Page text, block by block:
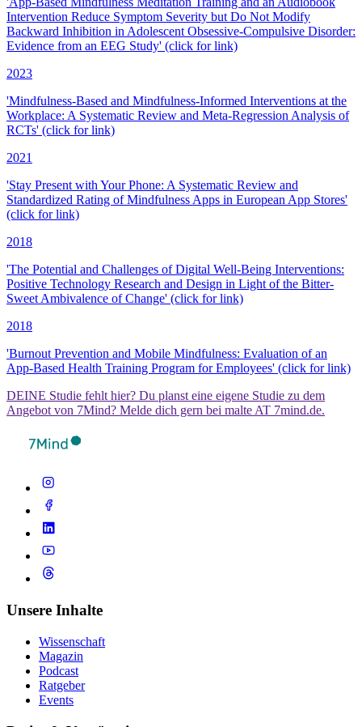
Intervention Reduce Symptom Severity but Do Not Modify
Backward Inhibition in Adolescent Obsessive-Compulsive Disorder:
Evidence from an EEG Study' (click for link)
2023
'Mindfulness-Based and Mindfulness-Informed Interventions at the
Workplace: A Systematic Review and Meta-Regression Analysis of
RCTs' (click for link)
2021
'Stay Present with Your Phone: A Systematic Review and
Standardized Rating of Mindfulness Apps in European App Stores'
(click for link)
2018
'The Potential and Challenges of Digital Well-Being Interventions:
Positive Technology Research and Design in Light of the Bitter-
Sweet Ambivalence of Change' (click for link)
2018
'Burnout Prevention and Mobile Mindfulness: Evaluation of an
App-Based Health Training Program for Employees' (click for link)
DEINE Studie fehlt hier? Du planst eine eigene Studie zu dem
Angebot von 7Mind? Melde dich gern bei malte AT 7mind.de.
Unsere Inhalte
Wissenschaft
Magazin
Podcast
Ratgeber
Events